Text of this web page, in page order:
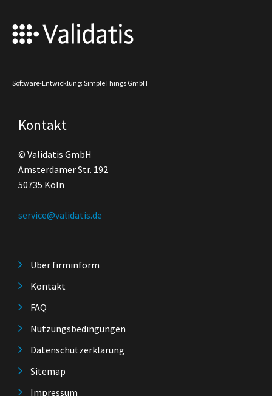
Software-Entwicklung: SimpleThings GmbH
Kontakt
© Validatis GmbH
Amsterdamer Str. 192
50735 Köln
service@validatis.de
Über firminform
Kontakt
FAQ
Nutzungsbedingungen
Datenschutzerklärung
Sitemap
Impressum